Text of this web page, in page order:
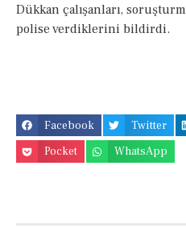
Dükkan çalışanları,
polise verdiklerini bildirdi.
Facebook Twitter
Pocket
WhatsApp